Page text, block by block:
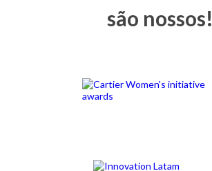
são nossos!